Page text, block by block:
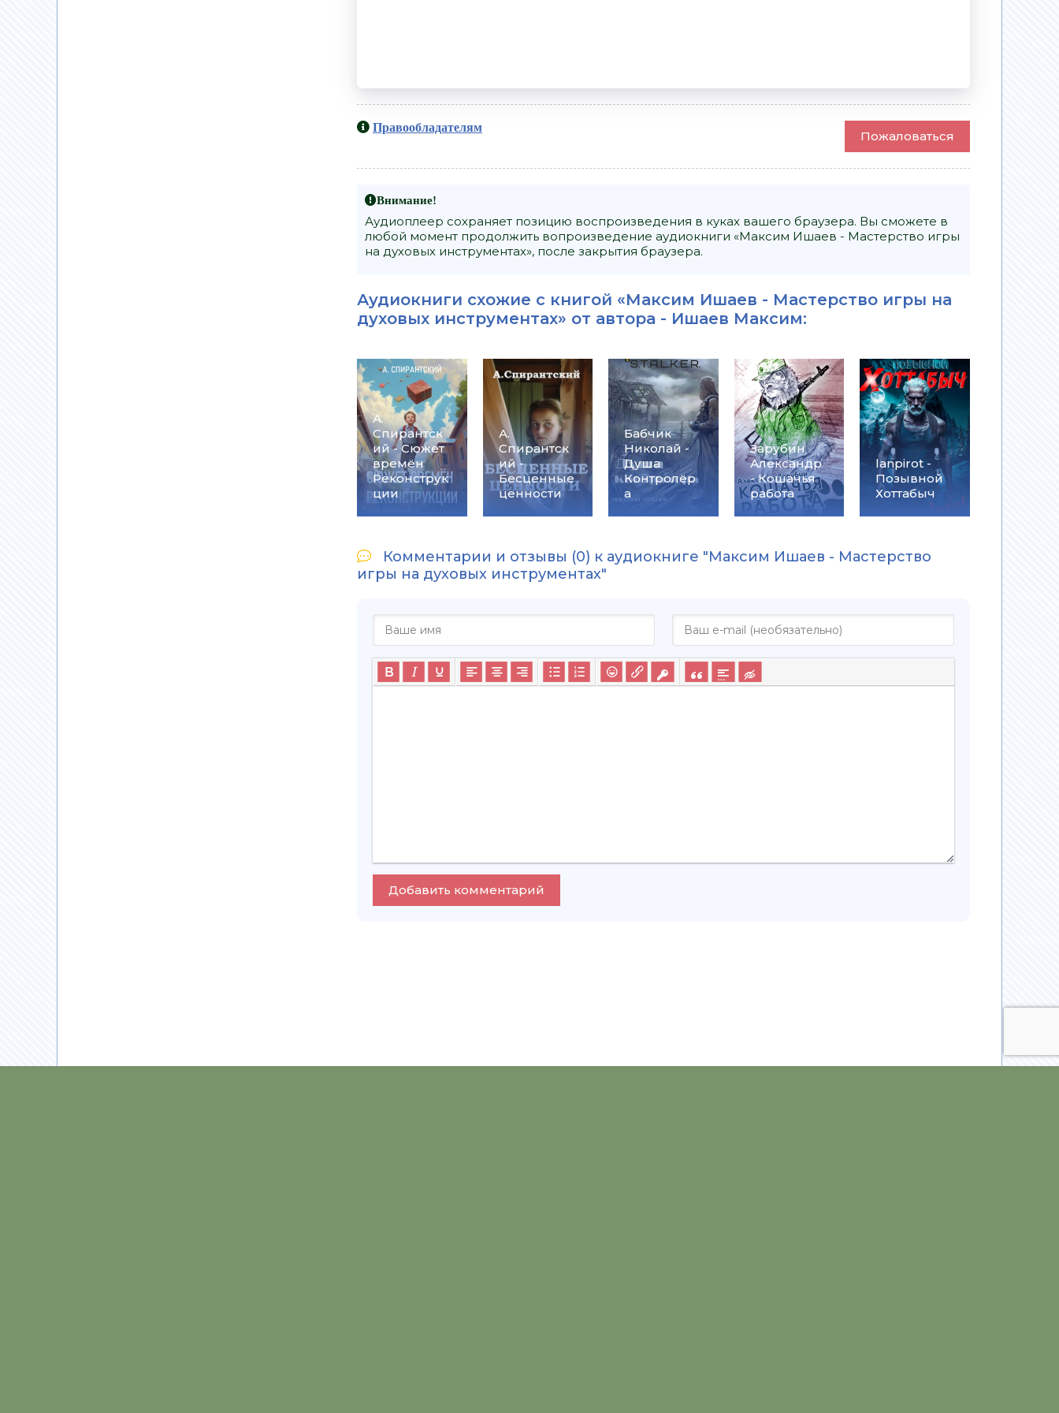
Правообладателям
Пожаловаться
Внимание!
Аудиоплеер сохраняет позицию воспроизведения в куках вашего браузера. Вы сможете в
любой момент продолжить вопроизведение аудиокниги «Максим Ишаев - Мастерство игры
на духовых инструментах», после закрытия браузера.
Аудиокниги схожие с книгой «Максим Ишаев - Мастерство игры на
духовых инструментах» от автора - Ишаев Максим:
А.
Спирантск
ий - Сюжет
времён
Реконструк
ции
А.
Спирантск
ий -
Бесценные
ценности
Бабчик
Николай -
Душа
Контролёр
а
Зарубин
Александр
- Кошачья
работа
lanpirot -
Позывной
Хоттабыч
Комментарии и отзывы (0) к аудиокниге "Максим Ишаев - Мастерство
игры на духовых инструментах"
Добавить комментарий